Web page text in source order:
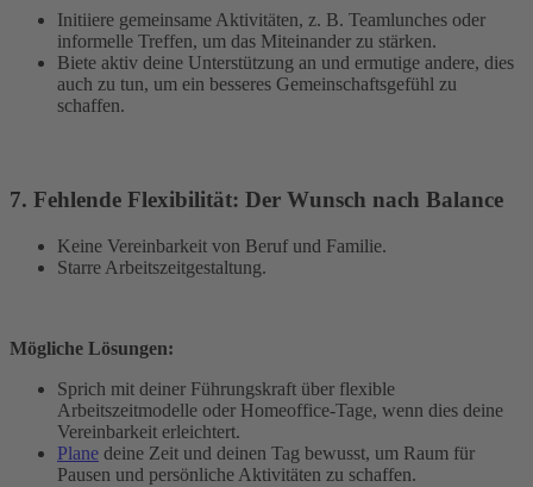
Initiiere gemeinsame Aktivitäten, z. B. Teamlunches oder
informelle Treffen, um das Miteinander zu stärken.
Biete aktiv deine Unterstützung an und ermutige andere, dies
auch zu tun, um ein besseres Gemeinschaftsgefühl zu
schaffen.
7. Fehlende Flexibilität: Der Wunsch nach Balance
Keine Vereinbarkeit von Beruf und Familie.
Starre Arbeitszeitgestaltung.
Mögliche Lösungen:
Sprich mit deiner Führungskraft über flexible
Arbeitszeitmodelle oder Homeoffice-Tage, wenn dies deine
Vereinbarkeit erleichtert.
Plane deine Zeit und deinen Tag bewusst, um Raum für
Pausen und persönliche Aktivitäten zu schaffen.